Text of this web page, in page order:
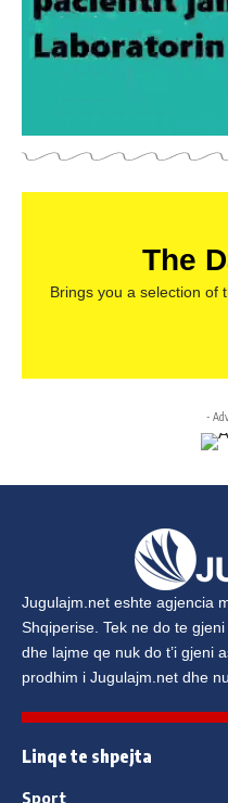
The
Brings you a selection of
-
Jugulajm.net eshte agjencia
Shqiperise. Tek ne do te
dhe lajme qe nuk do t’i gjeni
prodhim i Jugulajm.net dhe
Linqe te shpejta
Sport